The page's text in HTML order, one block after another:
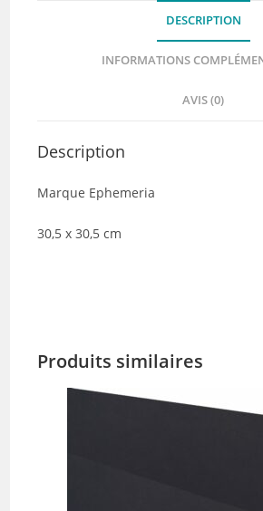
DESCRIPTION
INFORMATIONS
AVIS (0)
Description
Marque Ephemeria
30,5 x 30,5 cm
Produits similaires